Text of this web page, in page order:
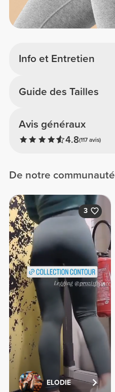
Info et Entretien
Avis généraux
4.8(117 avis)
Guide des Tailles
De notre communauté
3
ELODIE